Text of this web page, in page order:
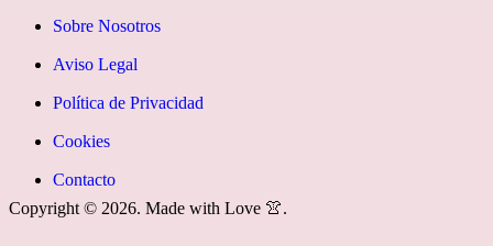
Copyright © 2026. Made with Love 👚.
instagram»]
fa-
youtube»]
Google
News
icon
icon=»fa
fa-
rss»]
Sobre Nosotros
Aviso Legal
Política de Privacidad
Cookies
Contacto